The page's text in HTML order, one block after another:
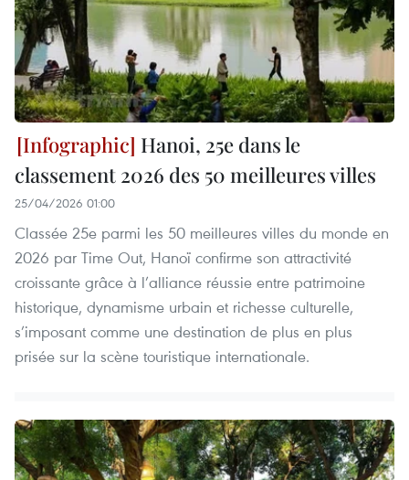
Hanoi, 25e dans le
classement 2026 des 50 meilleures villes
25/04/2026 01:00
Classée 25e parmi les 50 meilleures villes du monde en
2026 par Time Out, Hanoï confirme son attractivité
croissante grâce à l’alliance réussie entre patrimoine
historique, dynamisme urbain et richesse culturelle,
s’imposant comme une destination de plus en plus
prisée sur la scène touristique internationale.